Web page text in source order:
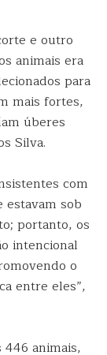
e outro
animais era
para
mais fortes,
úberes
Silva.
com
estavam sob
portanto, os
intencional
o
entre eles”,
animais,